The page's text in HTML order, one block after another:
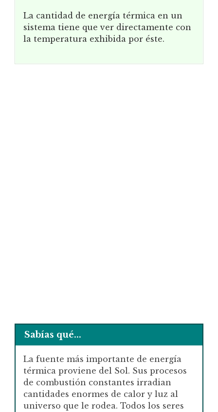
La cantidad de energía térmica en un
sistema tiene que ver directamente con
la temperatura exhibida por éste.
Sabías qué...
La fuente más importante de energía
térmica proviene del Sol. Sus procesos
de combustión constantes irradian
cantidades enormes de calor y luz al
universo que le rodea. Todos los seres